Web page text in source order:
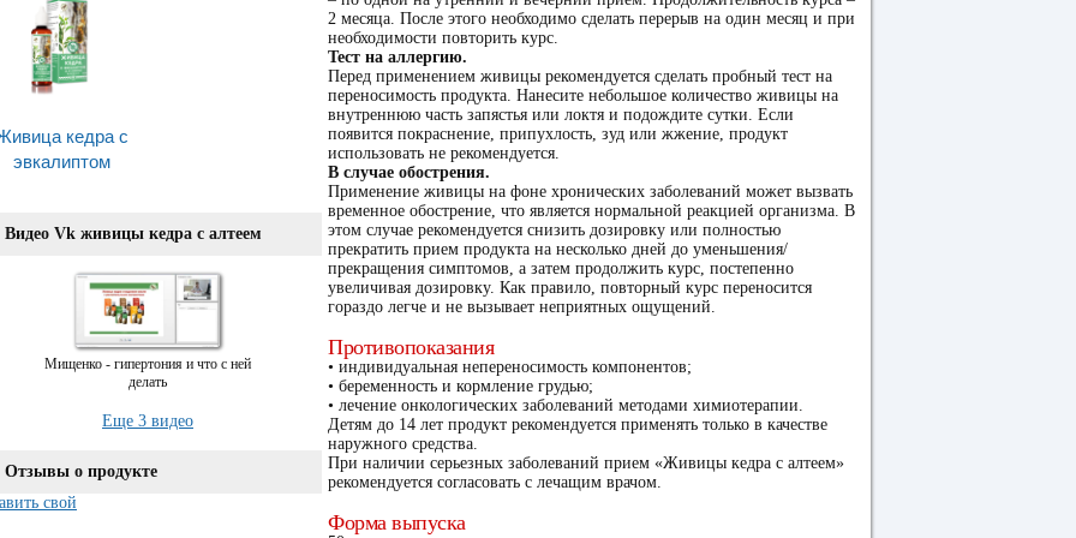
кедра с
эвкалиптом
Видео Vk живицы кедра с алтеем
Мищенко - гипертония и что с ней
делать
Еще 3 видео
Отзывы о продукте
свой
2 месяца. После этого необходимо сделать перерыв на один месяц и при
необходимости повторить курс.
Тест на аллергию.
Перед применением живицы рекомендуется сделать пробный тест на
переносимость продукта. Нанесите небольшое количество живицы на
внутреннюю часть запястья или локтя и подождите сутки. Если
появится покраснение, припухлость, зуд или жжение, продукт
использовать не рекомендуется.
В случае обострения.
Применение живицы на фоне хронических заболеваний может вызвать
временное обострение, что является нормальной реакцией организма. В
этом случае рекомендуется снизить дозировку или полностью
прекратить прием продукта на несколько дней до уменьшения/
прекращения симптомов, а затем продолжить курс, постепенно
увеличивая дозировку. Как правило, повторный курс переносится
гораздо легче и не вызывает неприятных ощущений.
Противопоказания
• индивидуальная непереносимость компонентов;
• беременность и кормление грудью;
• лечение онкологических заболеваний методами химиотерапии.
Детям до 14 лет продукт рекомендуется применять только в качестве
наружного средства.
При наличии серьезных заболеваний прием «Живицы кедра с алтеем»
рекомендуется согласовать с лечащим врачом.
Форма выпуска